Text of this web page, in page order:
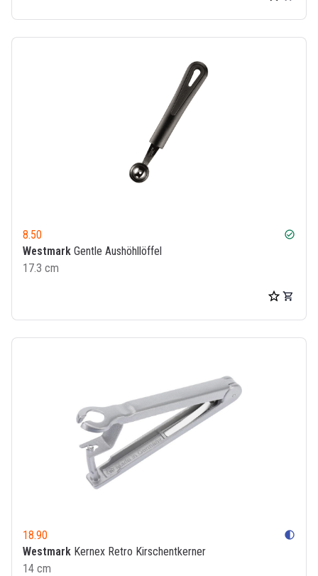
8.50 check_circle
Westmark Gentle Aushöhllöffel
17.3 cm
18.90 contrast
Westmark Kernex Retro Kirschentkerner
14 cm